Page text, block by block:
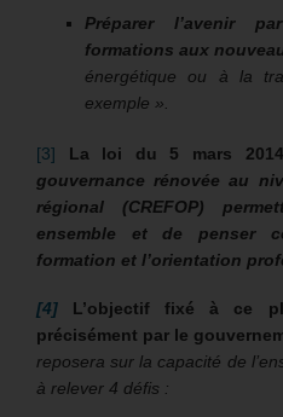
Préparer l’avenir
formations aux
énergétique ou à la
exemple ».
[3] La loi du 5 mars
gouvernance rénovée au
régional (CREFOP)
ensemble et de penser
formation et l’orientation
[4]
L’objectif fixé à ce
précisément par le
reposera sur la capacité de
à relever 4 défis :